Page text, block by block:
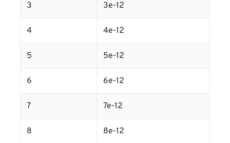
3 3e-12
4 4e-12
5 5e-12
6 6e-12
7 7e-12
8 8e-12